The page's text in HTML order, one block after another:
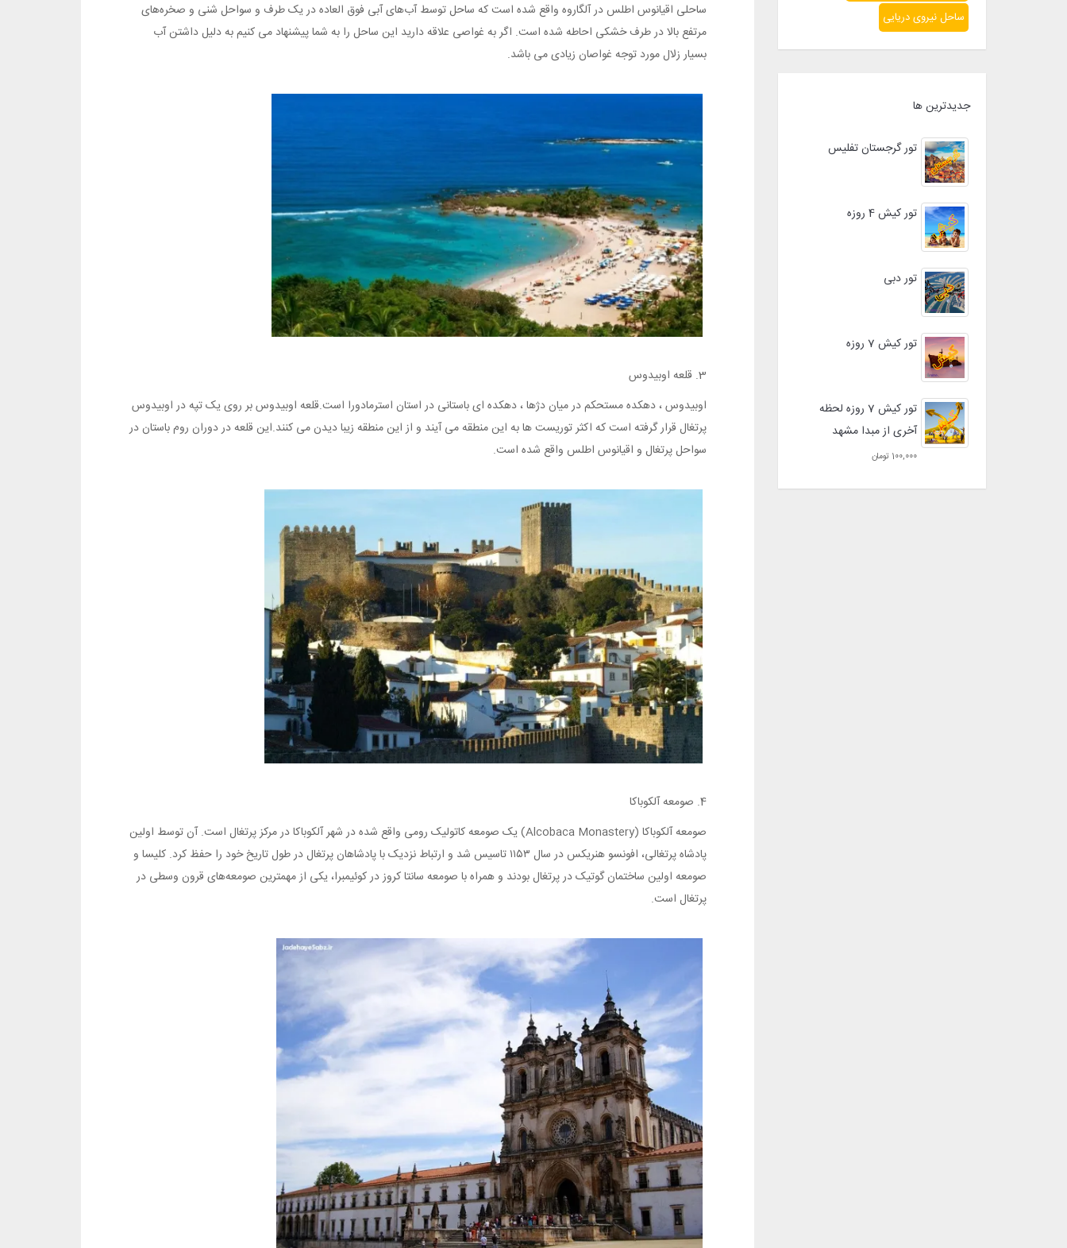
ساحل نیروی دریایی
جدیدترین ها
تور گرجستان تفلیس
تور کیش 4 روزه
تور دبی
تور کیش 7 روزه
تور کیش 7 روزه لحظه
آخری از مبدا مشهد
100,000 تومان
ساحلی اقیانوس اطلس در آلگاروه واقع شده است که ساحل توسط آب‌های آبی فوق العاده در یک طرف و سواحل شنی و صخره‌های
مرتفع بالا در طرف خشکی احاطه شده است. اگر به غواصی علاقه دارید این ساحل را به شما پیشنهاد می کنیم به دلیل داشتن آب
بسیار زلال مورد توجه غواصان زیادی می باشد.
3. قلعه اوبیدوس
اوبیدوس ، دهکده مستحکم در میان دژها ، دهکده ای باستانی در استان استرمادورا است.قلعه اوبیدوس بر روی یک تپه در اوبیدوس
پرتغال قرار گرفته است که اکثر توریست ها به این منطقه می آیند و از این منطقه زیبا دیدن می کنند.این قلعه در دوران روم باستان در
سواحل پرتغال و اقیانوس اطلس واقع شده است.
4. صومعه آلکوباکا
صومعه آلکوباکا (Alcobaca Monastery) یک صومعه کاتولیک رومی واقع شده در شهر آلکوباکا در مرکز پرتغال است. آن توسط اولین
پادشاه پرتغالی، افونسو هنریکس در سال ۱۱۵۳ تاسیس شد و ارتباط نزدیک با پادشاهان پرتغال در طول تاریخ خود را حفظ کرد. کلیسا و
صومعه اولین ساختمان گوتیک در پرتغال بودند و همراه با صومعه سانتا کروز در کوئیمبرا، یکی از مهمترین صومعه‌های قرون وسطی در
پرتغال است.